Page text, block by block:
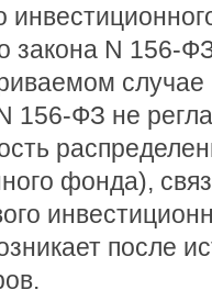
закона N 156-
случае
156-ФЗ не
фонда),
после